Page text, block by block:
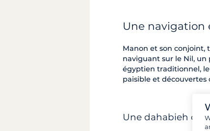
Une navigation
Manon et son conjoint,
naviguant sur le Nil, un
égyptien traditionnel,
paisible et découvertes
Une dahabieh